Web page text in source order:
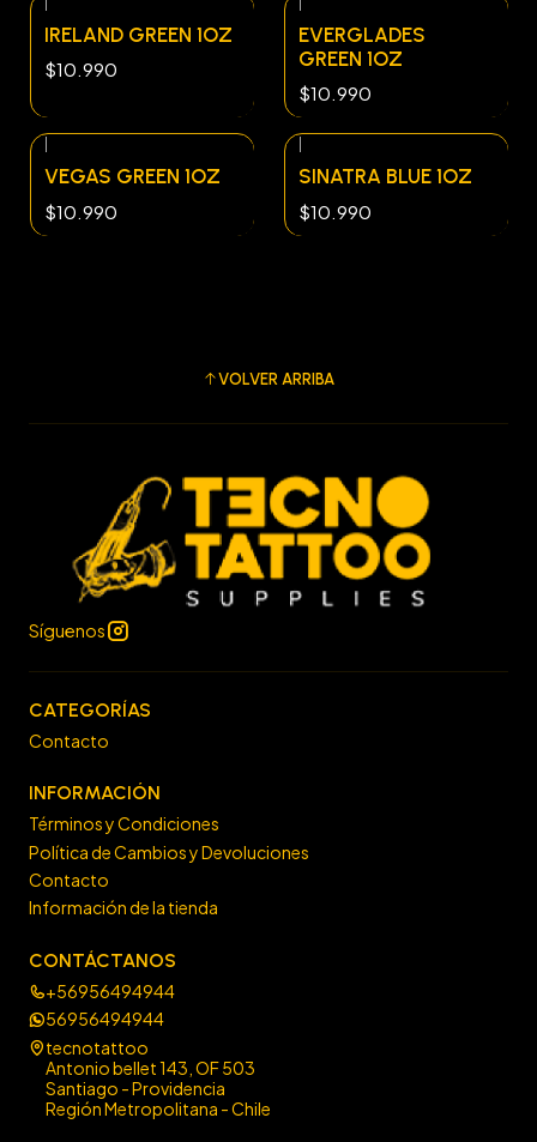
IRELAND GREEN 1OZ
$10.990
EVERGLADES
GREEN 1OZ
$10.990
VEGAS GREEN 1OZ
$10.990
SINATRA BLUE 1OZ
$10.990
VOLVER ARRIBA
Síguenos
CATEGORÍAS
Contacto
INFORMACIÓN
Términos y Condiciones
Política de Cambios y Devoluciones
Contacto
Información de la tienda
CONTÁCTANOS
+56956494944
56956494944
tecnotattoo
Antonio bellet 143, OF 503
Santiago - Providencia
Región Metropolitana - Chile